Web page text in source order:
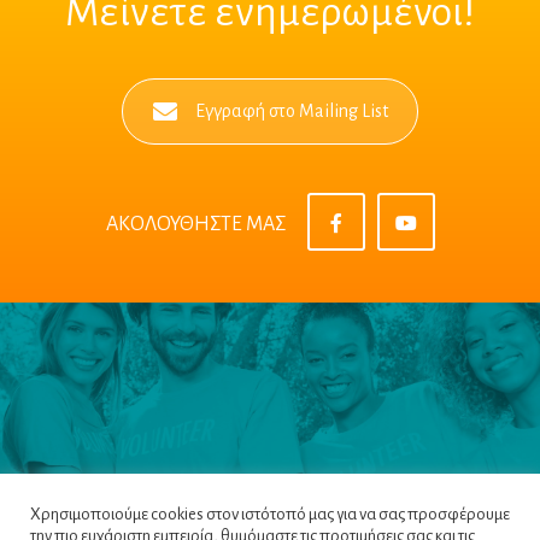
Μείνετε ενημερωμένοι!
Εγγραφή στο Mailing List
ΑΚΟΛΟΥΘΗΣΤΕ ΜΑΣ
Χρησιμοποιούμε cookies στον ιστότοπό μας για να σας προσφέρουμε
την πιο ευχάριστη εμπειρία, θυμόμαστε τις προτιμήσεις σας και τις